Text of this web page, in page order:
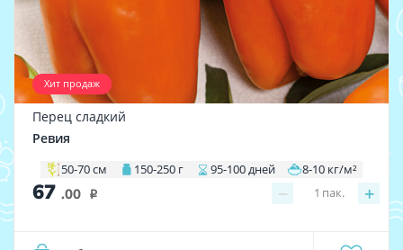
Хит продаж
Перец сладкий
Ревия
50-70 см 150-250 г 95-100 дней 8-10 кг/м²
67 .00 i − +
1 пак.